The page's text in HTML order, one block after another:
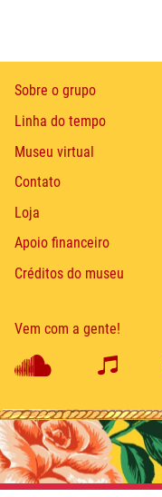
Sobre o grupo
Linha do tempo
Museu virtual
Contato
Loja
Apoio financeiro
Créditos do museu
Vem com a gente!